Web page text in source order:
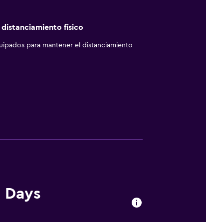
distanciamiento físico
para mantener el distanciamiento